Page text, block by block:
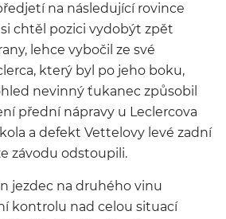
na následující rovince
chtěl pozici vydobýt zpět
lehce vybočil ze své
který byl po jeho boku,
nevinný ťukanec způsobil
přední nápravy u Leclercova
a defekt Vettelovy levé zadní
závodu odstoupili.
jezdec na druhého vinu
kontrolu nad celou situací